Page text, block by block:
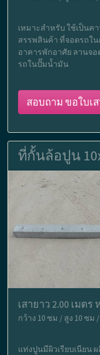
เหมาะสำหรับ ใช้เป็นค
สรรพสินค้า ที่จอดรถใ
อาคารพักอาศัย ลานจ
รถในปั๊มน้ำมัน
สอบถาม ขอใบเ
ที่กั้นล้อปูน
เสายาว 2.00 เมตร
กว้าง 10 ซม / สูง 10 ซม
แท่งปูนมีผิวเรียบเนียน